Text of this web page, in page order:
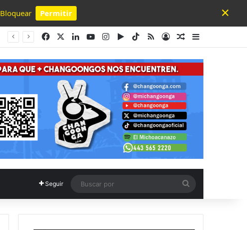
Bloquear Permitir
Powered by SendPulse
×
FacebookLinkedInYouTubeInstagram
Google Play
TikTok
RSS AccesoPublicación al
Seguir
por